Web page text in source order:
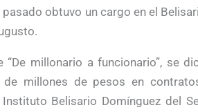
obtuvo un cargo en el
“De millonario a funcionario”, se
de millones de pesos en
Belisario Domínguez del